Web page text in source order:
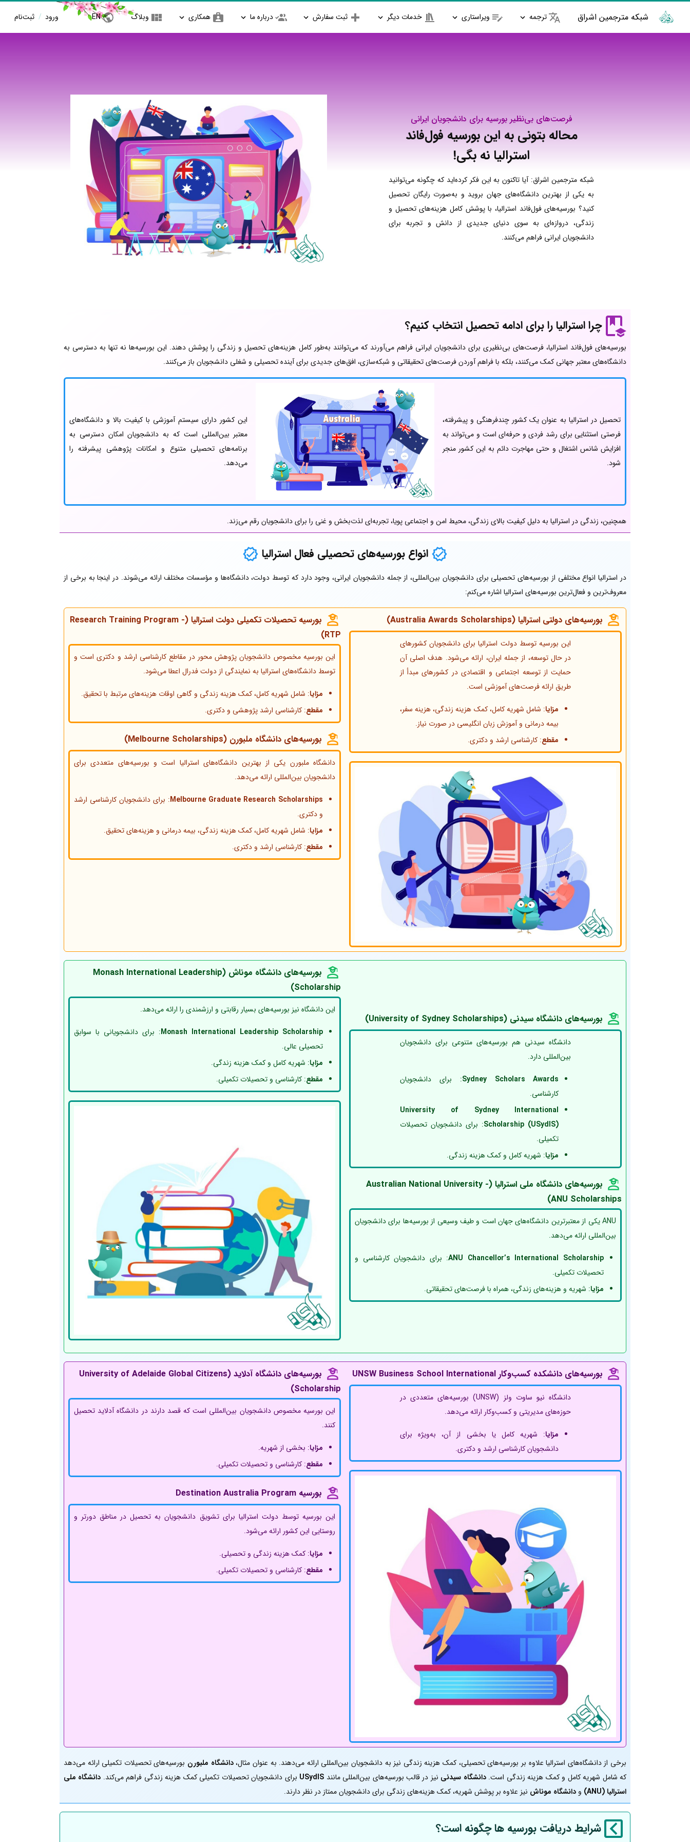
شبکه مترجمین اشراق ترجمه ویراستاری خدمات دیگر ثبت سفارش درباره ما همکاری وبلاگ EN ورود / ثبت‌نام
فرصت‌های بی‌نظیر بورسیه‌ برای دانشجویان ایرانی
محاله بتونی به این بورسیه فول‌فاند
استرالیا نه بگی!
شبکه مترجمین اشراق: آیا تاکنون به این فکر کرده‌اید که چگونه می‌توانید
به یکی از بهترین دانشگاه‌های جهان بروید و به‌صورت رایگان تحصیل
کنید؟ بورسیه‌های فول‌فاند استرالیا، با پوشش کامل هزینه‌های تحصیل و
زندگی، دروازه‌ای به سوی دنیای جدیدی از دانش و تجربه برای
دانشجویان ایرانی فراهم می‌کنند.
چرا استرالیا را برای ادامه تحصیل انتخاب کنیم؟
بورسیه‌های فول‌فاند استرالیا، فرصت‌های بی‌نظیری برای دانشجویان ایرانی فراهم می‌آورند که می‌توانند به‌طور کامل هزینه‌های تحصیل و زندگی را پوشش دهند. این بورسیه‌ها نه تنها به دسترسی به
دانشگاه‌های معتبر جهانی کمک می‌کنند، بلکه با فراهم آوردن فرصت‌های تحقیقاتی و شبکه‌سازی، افق‌های جدیدی برای آینده تحصیلی و شغلی دانشجویان باز می‌کنند.
تحصیل در استرالیا به عنوان یک کشور چندفرهنگی و پیشرفته،
فرصتی استثنایی برای رشد فردی و حرفه‌ای است و می‌تواند به
افزایش شانس اشتغال و حتی مهاجرت دائم به این کشور منجر
شود.
این کشور دارای سیستم آموزشی با کیفیت بالا و دانشگاه‌های
معتبر بین‌المللی است که به دانشجویان امکان دسترسی به
برنامه‌های تحصیلی متنوع و امکانات پژوهشی پیشرفته را
می‌دهد.
همچنین، زندگی در استرالیا به دلیل کیفیت بالای زندگی، محیط امن و اجتماعی پویا، تجربه‌ای لذت‌بخش و غنی را برای دانشجویان رقم می‌زند.
انواع بورسیه‌های تحصیلی فعال استرالیا
در استرالیا انواع مختلفی از بورسیه‌های تحصیلی برای دانشجویان بین‌المللی، از جمله دانشجویان ایرانی، وجود دارد که توسط دولت، دانشگاه‌ها و مؤسسات مختلف ارائه می‌شوند. در اینجا به برخی از
معروف‌ترین و فعال‌ترین بورسیه‌های استرالیا اشاره می‌کنم:
بورسیه‌های دولتی استرالیا (Australia Awards Scholarships)
این بورسیه توسط دولت استرالیا برای دانشجویان کشورهای
در حال توسعه، از جمله ایران، ارائه می‌شود. هدف اصلی آن
حمایت از توسعه اجتماعی و اقتصادی در کشورهای مبدأ از
طریق ارائه فرصت‌های آموزشی است.
مزایا: شامل شهریه کامل، کمک هزینه زندگی، هزینه سفر،
بیمه درمانی و آموزش زبان انگلیسی در صورت نیاز.
مقطع: کارشناسی ارشد و دکتری.
بورسیه تحصیلات تکمیلی دولت استرالیا (Research Training Program -
RTP)
این بورسیه مخصوص دانشجویان پژوهش محور در مقاطع کارشناسی ارشد و دکتری است و
توسط دانشگاه‌های استرالیا به نمایندگی از دولت فدرال اعطا می‌شود.
مزایا: شامل شهریه کامل، کمک هزینه زندگی و گاهی اوقات هزینه‌های مرتبط با تحقیق.
مقطع: کارشناسی ارشد پژوهشی و دکتری.
بورسیه‌های دانشگاه ملبورن (Melbourne Scholarships)
دانشگاه ملبورن یکی از بهترین دانشگاه‌های استرالیا است و بورسیه‌های متعددی برای
دانشجویان بین‌المللی ارائه می‌دهد.
Melbourne Graduate Research Scholarships: برای دانشجویان کارشناسی ارشد
و دکتری.
مزایا: شامل شهریه کامل، کمک هزینه زندگی، بیمه درمانی و هزینه‌های تحقیق.
مقطع: کارشناسی ارشد و دکتری.
بورسیه‌های دانشگاه سیدنی (University of Sydney Scholarships)
دانشگاه سیدنی هم بورسیه‌های متنوعی برای دانشجویان
بین‌المللی دارد.
Sydney Scholars Awards: برای دانشجویان
کارشناسی.
University of Sydney International
Scholarship (USydIS): برای دانشجویان تحصیلات
تکمیلی.
مزایا: شهریه کامل و کمک هزینه زندگی.
بورسیه‌های دانشگاه ملی استرالیا (Australian National University -
ANU Scholarships)
ANU یکی از معتبرترین دانشگاه‌های جهان است و طیف وسیعی از بورسیه‌ها برای دانشجویان
بین‌المللی ارائه می‌دهد.
ANU Chancellor’s International Scholarship: برای دانشجویان کارشناسی و
تحصیلات تکمیلی.
مزایا: شهریه و هزینه‌های زندگی، همراه با فرصت‌های تحقیقاتی.
بورسیه‌های دانشگاه موناش (Monash International Leadership
Scholarship)
این دانشگاه نیز بورسیه‌های بسیار رقابتی و ارزشمندی را ارائه می‌دهد.
Monash International Leadership Scholarship: برای دانشجویانی با سوابق
تحصیلی عالی.
مزایا: شهریه کامل و کمک هزینه زندگی.
مقطع: کارشناسی و تحصیلات تکمیلی.
بورسیه‌های دانشکده کسب‌وکار UNSW Business School International
دانشگاه نیو ساوت ولز (UNSW) بورسیه‌های متعددی در
حوزه‌های مدیریتی و کسب‌وکار ارائه می‌دهد.
مزایا: شهریه کامل یا بخشی از آن، به‌ویژه برای
دانشجویان کارشناسی ارشد و دکتری.
بورسیه‌های دانشگاه آدلاید (University of Adelaide Global Citizens
Scholarship)
این بورسیه مخصوص دانشجویان بین‌المللی است که قصد دارند در دانشگاه آدلاید تحصیل
کنند.
مزایا: بخشی از شهریه.
مقطع: کارشناسی و تحصیلات تکمیلی.
بورسیه Destination Australia Program
این بورسیه توسط دولت استرالیا برای تشویق دانشجویان به تحصیل در مناطق دورتر و
روستایی این کشور ارائه می‌شود.
مزایا: کمک هزینه زندگی و تحصیلی.
مقطع: کارشناسی و تحصیلات تکمیلی.
برخی از دانشگاه‌های استرالیا علاوه بر بورسیه‌های تحصیلی، کمک هزینه زندگی نیز به دانشجویان بین‌المللی ارائه می‌دهند. به عنوان مثال،دانشگاه ملبورن بورسیه‌های تحصیلات تکمیلی ارائه می‌دهد
که شامل شهریه کامل و کمک هزینه زندگی است.دانشگاه سیدنی نیز در قالب بورسیه‌های بین‌المللی مانند USydIS برای دانشجویان تحصیلات تکمیلی کمک هزینه زندگی فراهم می‌کند. دانشگاه ملی
استرالیا (ANU)
و دانشگاه موناش نیز علاوه بر پوشش شهریه، کمک هزینه‌های زندگی برای دانشجویان ممتاز در نظر دارند.
شرایط دریافت بورسیه ها چگونه است؟